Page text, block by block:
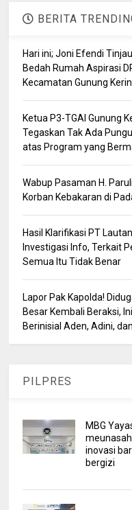
BERITA
Hari ini; Joni Efendi
Bedah Rumah Aspirasi
Kecamatan Gunung
Ketua P3-TGAI Gunung
Tegaskan Tak Ada
atas Program yang
Wabup Pasaman H.
Korban Kebakaran di
Hasil Klarifikasi PT
Investigasi Info, Terkait
Semua Itu Tidak Benar
Lapor Pak Kapolda!
Besar Kembali Beraksi,
Berinisial Aden, Adini,
PILPRES
MBG
inovasi
bergizi